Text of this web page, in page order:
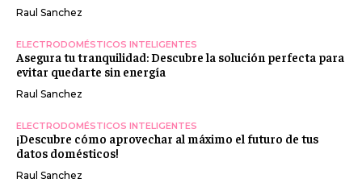
Raul Sanchez
ELECTRODOMÉSTICOS INTELIGENTES
Asegura tu tranquilidad: Descubre la solución perfecta para
evitar quedarte sin energía
Raul Sanchez
ELECTRODOMÉSTICOS INTELIGENTES
¡Descubre cómo aprovechar al máximo el futuro de tus
datos domésticos!
Raul Sanchez